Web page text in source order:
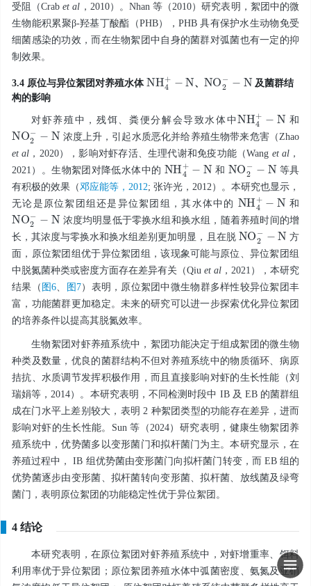
受阻（Crab et al ，2010）。Nhan 等（2010）研究表明，絮团中的微
生物能积累聚β-羟基丁酸酯（PHB），PHB 具有保护水生动物免受
细菌感染的功效，而在生物絮团中自身的菌群对弧菌也有一定的抑
制效果。
3.4 原位与异位絮团对养殖水体
NH4+ N
、
NO 2- N
及菌群结
构的影响
对虾养殖中，残饵、粪便分解会导致水体中
N 4+ -
N
和
N 2-
-N
浓度上升，引起水质恶化并给养殖生物带来危害（Zhao
et al ，2020），影响对虾存活、生理代谢和免疫功能（Wang et al，
2021）。生物絮团对降低水体中的
N 4+ -
N
和
N 2-
-N
等具
有积极的效果（邓应能等，2012; 张许光，2012）。本研究也显示，
无论是原位絮团组还是异位絮团组，其水体中的
N 4+ -
N
和
N 2-
-N
浓度均明显低于零换水组和换水组，随着养殖时间的增
长，其浓度与零换水和换水组差别更加明显，且在脱
N 2-
-N
方
面，原位絮团组优于异位絮团组，该现象可能与原位、异位絮团组
中脱氮菌种类或密度方面存在差异有关（Qiu et al ，2021），本研究
结果（ 图6、 图7）表明，原位絮团中微生物群多样性较异位絮团丰
富，功能菌群更加稳定。未来的研究可以进一步探索优化异位絮团
的培养条件以提高其脱氮效率。
生物絮团对虾养殖系统中，絮团功能决定于组成絮团的微生物
种类及数量，优良的菌群结构不但对养殖系统中的物质循环、病原
拮抗、水质调节发挥积极作用，而且直接影响对虾的生长性能（刘
瑞娟等，2014）。本研究表明，不同检测时段中 IB 及 EB 的菌群组
成在门水平上差别较大，表明 2 种絮团类型的功能存在差异，进而
影响对虾的生长性能。Sun 等（2024）研究表明，健康生物絮团养
殖系统中，优势菌多以变形菌门和拟杆菌门为主。本研究显示，在
养殖过程中， IB 组优势菌由变形菌门向拟杆菌门转变，而 EB 组的
优势菌逐步由变形菌、拟杆菌转向变形菌、拟杆菌、放线菌及绿弯
菌门，表明原位絮团的功能稳定性优于异位絮团。
4 结论
本研究表明，在原位絮团对虾养殖系统中，对虾增重率、饵料
利用率优于异位絮团；原位絮团养殖水体中弧菌密度、氨氮及亚硝